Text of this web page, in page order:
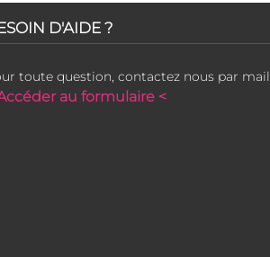
D'AIDE ?
toute question, contactez nous par mail
au formulaire <